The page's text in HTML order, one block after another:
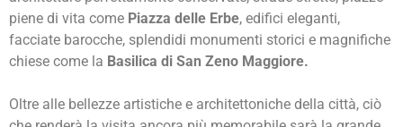
piene di vita come Piazza delle Erbe
, edifici eleganti,
facciate barocche, splendidi monumenti storici e magnifiche
chiese come la Basilica di San Zeno Maggiore.
Oltre alle bellezze artistiche e architettoniche della città, ciò
che renderà la visita ancora più memorabile sarà la grande